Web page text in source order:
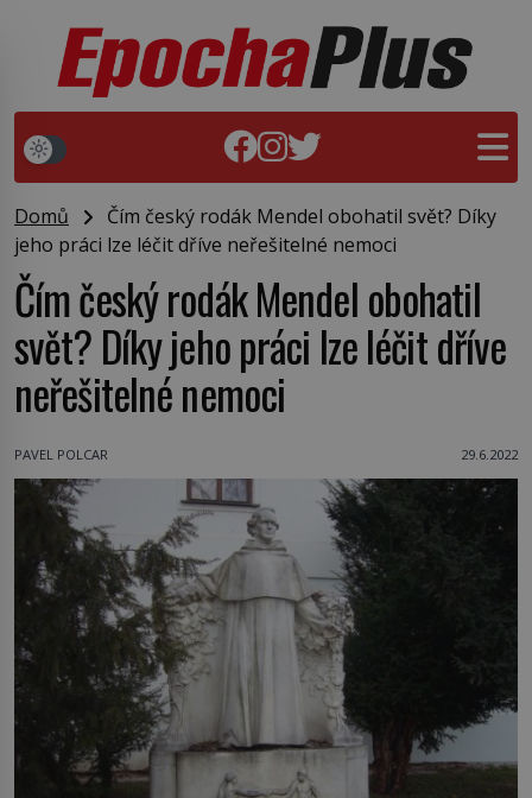
Domů
Čím český rodák Mendel obohatil svět? Díky
jeho práci lze léčit dříve neřešitelné nemoci
Čím český rodák Mendel obohatil
svět? Díky jeho práci lze léčit dříve
neřešitelné nemoci
PAVEL POLCAR 29.6.2022